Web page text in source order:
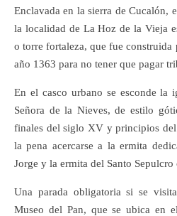
Enclavada en la sierra de Cucalón,
la localidad de La Hoz de la Vieja
o torre fortaleza, que fue
año 1363 para no tener que pagar
En el casco urbano se esconde la
Señora de la Nieves, de estilo
finales del siglo XV y principios
la pena acercarse a la ermita
Jorge y la ermita del Santo
Una parada obligatoria si se
Museo del Pan, que se ubica en